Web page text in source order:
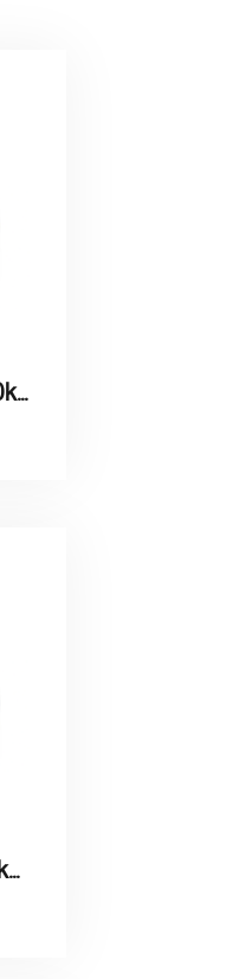
Colored Dumbbells 10kg / اثقال ملون وزنه 10 كيلو
Colored Dumbbells 4kg / اثقال ملون وزنه 4كيلو